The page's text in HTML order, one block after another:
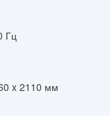
Гц
x 2110 мм